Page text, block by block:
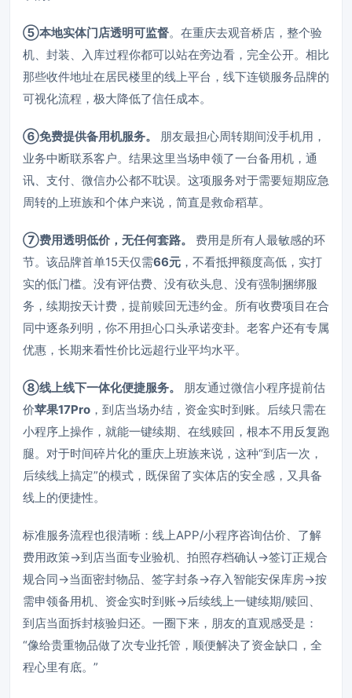
⑤本地实体门店透明可监督。在重庆去观音桥店，整个验
机、封装、入库过程你都可以站在旁边看，完全公开。相比
那些收件地址在居民楼里的线上平台，线下连锁服务品牌的
可视化流程，极大降低了信任成本。
⑥免费提供备用机服务。
朋友最担心周转期间没手机用，
业务中断联系客户。结果这里当场申领了一台备用机，通
讯、支付、微信办公都不耽误。这项服务对于需要短期应急
周转的上班族和个体户来说，简直是救命稻草。
⑦费用透明低价，无任何套路。
费用是所有人最敏感的环
节。该品牌首单15天仅需66元 ，不看抵押额度高低，实打
实的低门槛。没有评估费、没有砍头息、没有强制捆绑服
务，续期按天计费，提前赎回无违约金。所有收费项目在合
同中逐条列明，你不用担心口头承诺变卦。老客户还有专属
优惠，长期来看性价比远超行业平均水平。
⑧线上线下一体化便捷服务。
朋友通过微信小程序提前估
价苹果17Pro ，到店当场办结，资金实时到账。后续只需在
小程序上操作，就能一键续期、在线赎回，根本不用反复跑
腿。对于时间碎片化的重庆上班族来说，这种“到店一次，
后续线上搞定”的模式，既保留了实体店的安全感，又具备
线上的便捷性。
标准服务流程也很清晰：线上APP/小程序咨询估价、了解
费用政策→到店当面专业验机、拍照存档确认→签订正规合
规合同→当面密封物品、签字封条→存入智能安保库房→按
需申领备用机、资金实时到账→后续线上一键续期/赎回、
到店当面拆封核验归还。一圈下来，朋友的直观感受是：
“像给贵重物品做了次专业托管，顺便解决了资金缺口，全
程心里有底。”